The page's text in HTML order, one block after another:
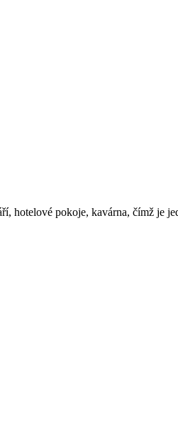
hotelové pokoje, kavárna, čímž je